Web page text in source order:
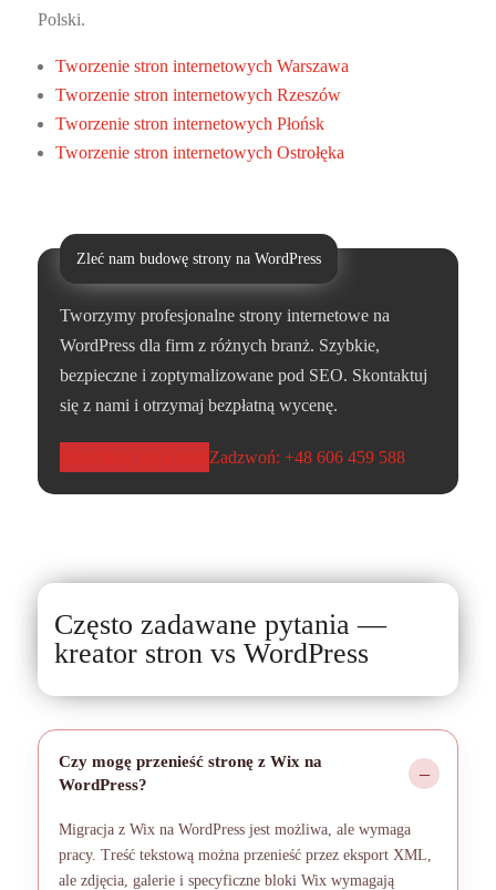
Polski.
Tworzenie stron internetowych Warszawa
Tworzenie stron internetowych Rzeszów
Tworzenie stron internetowych Płońsk
Tworzenie stron internetowych Ostrołęka
Zleć nam budowę strony na WordPress
Tworzymy profesjonalne strony internetowe na
WordPress dla firm z różnych branż. Szybkie,
bezpieczne i zoptymalizowane pod SEO. Skontaktuj
się z nami i otrzymaj bezpłatną wycenę.
Zadzwoń: +48 606 459 588
Często zadawane pytania —
kreator stron vs WordPress
Czy mogę przenieść stronę z Wix na
WordPress?
Migracja z Wix na WordPress jest możliwa, ale wymaga
pracy. Treść tekstową można przenieść przez eksport XML,
ale zdjęcia, galerie i specyficzne bloki Wix wymagają